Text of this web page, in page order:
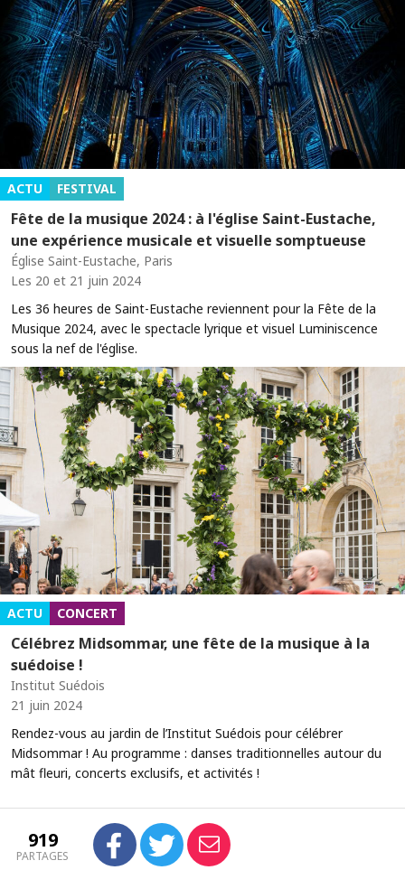
ACTU FESTIVAL
Fête de la musique 2024 : à l'église Saint-Eustache,
une expérience musicale et visuelle somptueuse
Église Saint-Eustache, Paris
Les 20 et 21 juin 2024
Les 36 heures de Saint-Eustache reviennent pour la Fête de la
Musique 2024, avec le spectacle lyrique et visuel Luminiscence
sous la nef de l'église.
ACTU CONCERT
Célébrez Midsommar, une fête de la musique à la
suédoise !
Institut Suédois
21 juin 2024
Rendez-vous au jardin de l’Institut Suédois pour célébrer
Midsommar ! Au programme : danses traditionnelles autour du
mât fleuri, concerts exclusifs, et activités !
919
PARTAGES